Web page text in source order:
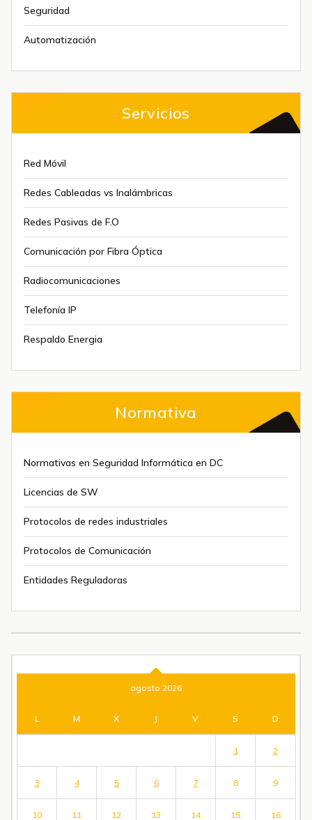
Seguridad
Automatización
Servicios
Red Móvil
Redes Cableadas vs Inalámbricas
Redes Pasivas de F.O
Comunicación por Fibra Óptica
Radiocomunicaciones
Telefonía IP
Respaldo Energia
Normativa
Normativas en Seguridad Informática en DC
Licencias de SW
Protocolos de redes industriales
Protocolos de Comunicación
Entidades Reguladoras
agosto 2026
L M X J V S D
1 2
3 4 5 6 7 8 9
10 11 12 13 14 15 16